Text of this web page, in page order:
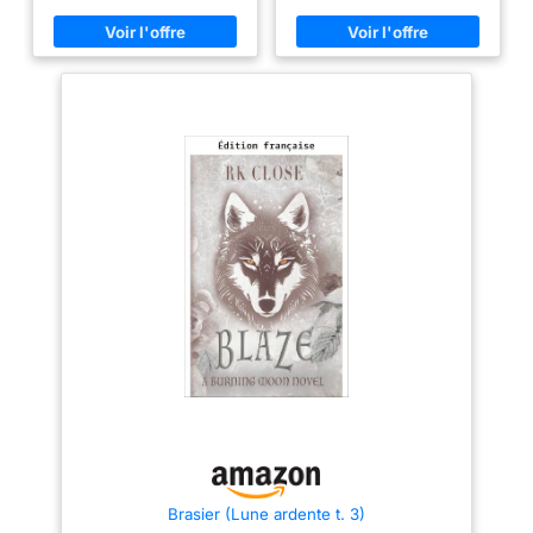
de flux d'air à 360°
exclusif et d'une double
paroi avec des orifices de
d'alimenter le feu par le
bas, soufflant ainsi un jet
d'air chaud au-dessus
du feu et réduisant la
quantité de fumée émise.
Avec nos foyers, fini les
piles et les ventilateurs.
Profitez d'un feu sans
l'odeur du feu dans vos
cheveux et vos
vêtements. BAC À
inoxydable 304 est très
durable, étonnamment
léger et ne s'altère pas
Brasier (Lune ardente t. 3)